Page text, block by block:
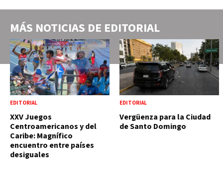
MÁS NOTICIAS DE EDITORIAL
EDITORIAL
XXV Juegos
Centroamericanos y del
Caribe: Magnífico
encuentro entre países
desiguales
EDITORIAL
Vergüenza para la Ciudad
de Santo Domingo